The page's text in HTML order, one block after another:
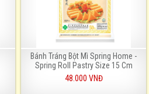
Bánh Tráng Bột Mì Spring Home -
Spring Roll Pastry Size 15 Cm
48.000 VNĐ